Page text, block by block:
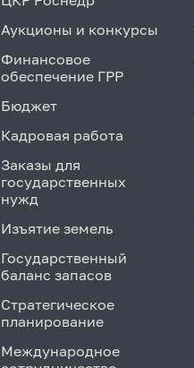
Аукционы и конкурсы
Финансовое
обеспечение ГРР
Бюджет
Кадровая работа
Заказы для
государственных
нужд
Изъятие земель
Государственный
баланс запасов
Стратегическое
планирование
Международное